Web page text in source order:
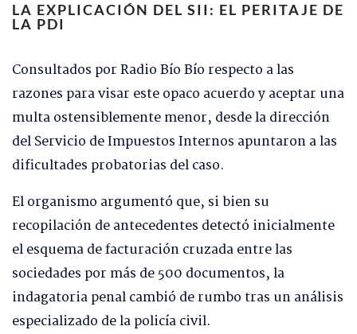
LA EXPLICACIÓN DEL SII: EL PERITAJE DE
LA PDI
Consultados por Radio Bío Bío respecto a las
razones para visar este opaco acuerdo y aceptar una
multa ostensiblemente menor, desde la dirección
del Servicio de Impuestos Internos apuntaron a las
dificultades probatorias del caso.
El organismo argumentó que, si bien su
recopilación de antecedentes detectó inicialmente
el esquema de facturación cruzada entre las
sociedades por más de 500 documentos, la
indagatoria penal cambió de rumbo tras un análisis
especializado de la policía civil.